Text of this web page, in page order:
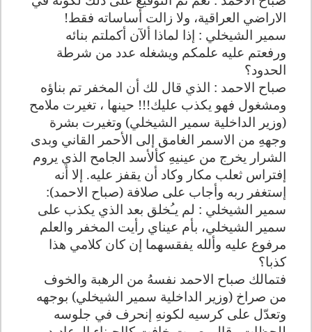
الاراضي العراقية، ولا زالت أساساته فقط!
سمير الشيخلي : إذا لماذا ألآن أكملتم بنائه
ورفعتم عليه علمكم ويشغله عدد من شرطة
الحدود؟
صباح الاحمد : الذي قال لك أن المخفر تم بناؤه
ومشغول فهو يكذب عليك!!! حينها ، تغيرت ملامح
(وزير الداخلية سمير الشيخلي) وتغيرت بشرة
وجههِ من الاسمر الغامق إلى الأحمر القاني وبدى
الشرار يخرج من عينيهِ كألأسد الجامح الذي يروم
إفتراس ثعلب مكار وكاد أن يقفز عليه. إلا أنه
إستغفر ربه وأجاب على صلافة (صباح الاحمد):
سمير الشيخلي : لم يـُخلق بعد الذي يكذب على
سمير الشيخلي، بأم عيناي رأيت المخفر والعلم
مرفوع عليه وألله يفقسهما إن كان كلامي هذا
كذبا؟
فتمالك صباح الاحمد نفسهُ من الرهبة والخوف
من صراخ (وزير الداخلية سمير الشيخلي) بوجهه
وتعدّل على كرسيه لكونهِ إنحرف في جلوسه